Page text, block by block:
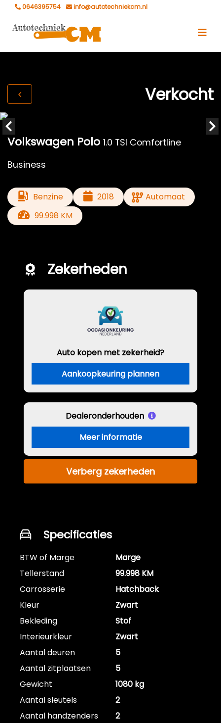
0646395754 info@autotechniekcm.nl
Verkocht
Volkswagen Polo 1.0 TSI Comfortline
Business
Benzine 2018
Automaat
99.998 KM
Zekerheden
Auto kopen met zekerheid?
Aankoopkeuring plannen
Dealeronderhouden
Meer informatie
Verberg zekerheden
Specificaties
BTW of Marge
Marge
Tellerstand
99.998 KM
Carrosserie
Hatchback
Kleur
Zwart
Bekleding
Stof
Interieurkleur
Zwart
Aantal deuren
5
Aantal zitplaatsen
5
Gewicht
1080 kg
Aantal sleutels
2
Aantal handzenders
2